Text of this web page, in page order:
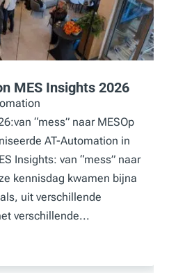
MES Insights 2026
“mess” naar MESOp
AT-Automation in
Insights: van “mess” naar
kennisdag kwamen bijna
uit verschillende
verschillende...